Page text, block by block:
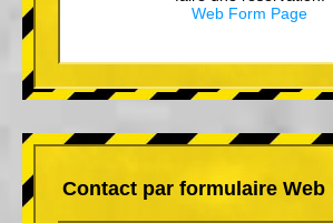
Web Form Page
Contact par formulaire Web